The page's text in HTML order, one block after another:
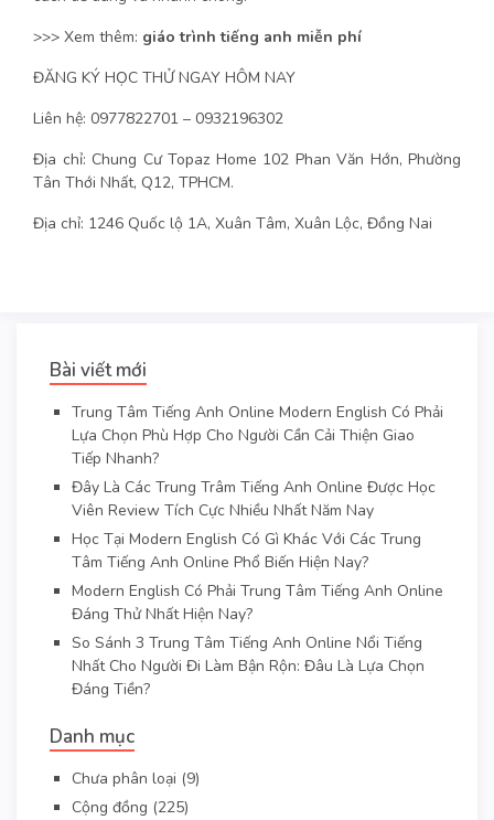
>>> Xem thêm: giáo trình tiếng anh miễn phí
ĐĂNG KÝ HỌC THỬ NGAY HÔM NAY
Liên hệ: 0977822701 – 0932196302
Địa chỉ: Chung Cư Topaz Home 102 Phan Văn Hớn, Phường
Tân Thới Nhất, Q12, TPHCM.
Địa chỉ: 1246 Quốc lộ 1A, Xuân Tâm, Xuân Lộc, Đồng Nai
Bài viết mới
Trung Tâm Tiếng Anh Online Modern English Có Phải
Lựa Chọn Phù Hợp Cho Người Cần Cải Thiện Giao
Tiếp Nhanh?
Đây Là Các Trung Trâm Tiếng Anh Online Được Học
Viên Review Tích Cực Nhiều Nhất Năm Nay
Học Tại Modern English Có Gì Khác Với Các Trung
Tâm Tiếng Anh Online Phổ Biến Hiện Nay?
Modern English Có Phải Trung Tâm Tiếng Anh Online
Đáng Thử Nhất Hiện Nay?
So Sánh 3 Trung Tâm Tiếng Anh Online Nổi Tiếng
Nhất Cho Người Đi Làm Bận Rộn: Đâu Là Lựa Chọn
Đáng Tiền?
Danh mục
Chưa phân loại (9)
Cộng đồng (225)